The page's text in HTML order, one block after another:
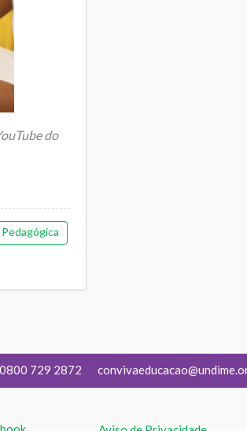
do
Pedagógica
0800 729 2872